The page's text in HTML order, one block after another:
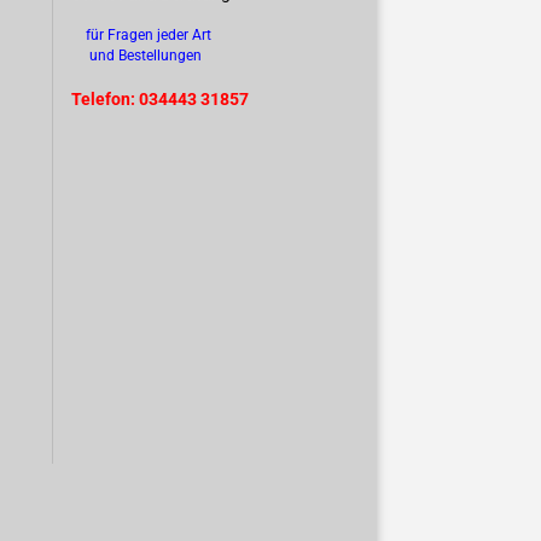
für Fragen jeder Art
und Bestellungen
Telefon: 034443 31857